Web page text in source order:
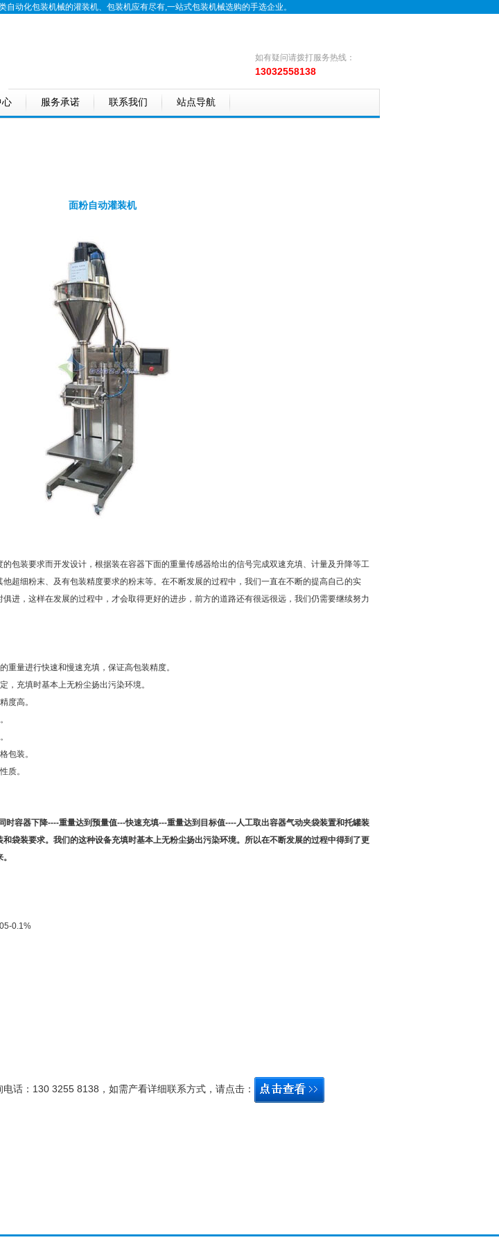
自动化包装机械的灌装机、 包装机应有尽有,一站式包装机械选购的手选企业。
如有疑问请拨打服务热线：
13032558138
心 服务承诺 联系我们 站点导航
面粉自动灌装机
装要求而开发设计，根据装在容器下面的重量传感器给出的信号完成双速充填、计量及升降等工
超细粉末、及有包装精度要求的粉末等。在不断发展的过程中，我们一直在不断的提高自己的实
进，这样在发展的过程中，才会取得更好的进步，前方的道路还有很远很远，我们仍需要继续努力
重量进行快速和慢速充填，保证高包装精度。
，充填时基本上无粉尘扬出污染环境。
度高。
包装。
质。
时容器下降----重量达到预量值---快速充填---重量达到目标值----人工取出容器气动夹袋装置和托罐装
袋装要求。我们的这种设备充填时基本上无粉尘扬出污染环境。所以在不断发展的过程中得到了更
0.1%
电话：130 3255 8138 ，如需产看详细联系方式，请点击：